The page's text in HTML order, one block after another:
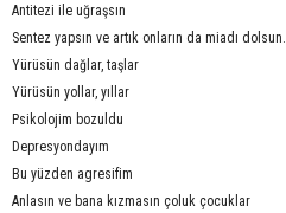
Antitezi ile uğraşsın
Sentez yapsın ve artık onların da miadı dolsun.
Yürüsün dağlar, taşlar
Yürüsün yollar, yıllar
Psikolojim bozuldu
Depresyondayım
Bu yüzden agresifim
Anlasın ve bana kızmasın çoluk çocuklar